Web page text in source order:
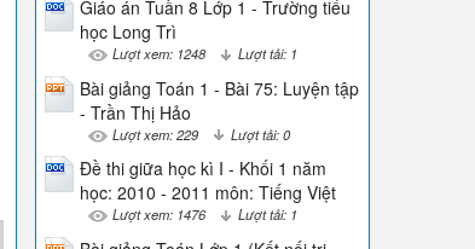
Giáo án Tuần 8 Lớp 1 - Trường tiểu
học Long Trì
Lượt xem: 1248 Lượt tải: 1
Bài giảng Toán 1 - Bài 75: Luyện tập
- Trần Thị Hảo
Lượt xem: 229 Lượt tải: 0
Đề thi giữa học kì I - Khối 1 năm
học: 2010 - 2011 môn: Tiếng Việt
Lượt xem: 1476 Lượt tải: 1